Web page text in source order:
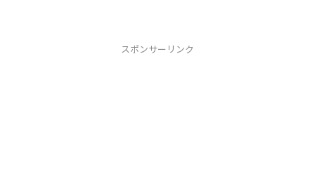
スポンサーリンク